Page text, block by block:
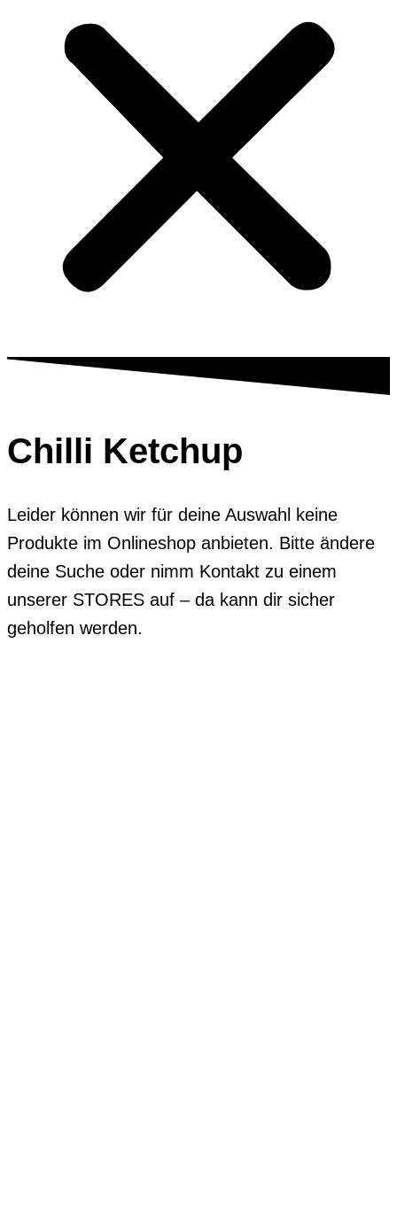
Chilli Ketchup
Leider können wir für deine Auswahl keine
Produkte im Onlineshop anbieten. Bitte ändere
deine Suche oder nimm Kontakt zu einem
unserer STORES auf – da kann dir sicher
geholfen werden.